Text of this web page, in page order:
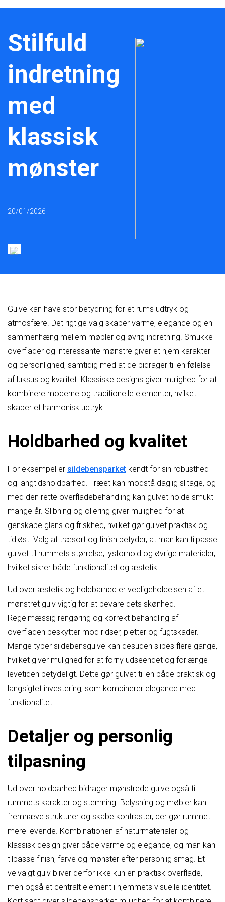
Stilfuld
indretning
med
klassisk
mønster
20/01/2026
Gulve kan have stor betydning for et rums udtryk og
atmosfære. Det rigtige valg skaber varme, elegance og en
sammenhæng mellem møbler og øvrig indretning. Smukke
overflader og interessante mønstre giver et hjem karakter
og personlighed, samtidig med at de bidrager til en følelse
af luksus og kvalitet. Klassiske designs giver mulighed for at
kombinere moderne og traditionelle elementer, hvilket
skaber et harmonisk udtryk.
Holdbarhed og kvalitet
For eksempel er sildebensparket kendt for sin robusthed
og langtidsholdbarhed. Træet kan modstå daglig slitage, og
med den rette overfladebehandling kan gulvet holde smukt i
mange år. Slibning og oliering giver mulighed for at
genskabe glans og friskhed, hvilket gør gulvet praktisk og
tidløst. Valg af træsort og finish betyder, at man kan tilpasse
gulvet til rummets størrelse, lysforhold og øvrige materialer,
hvilket sikrer både funktionalitet og æstetik.
Ud over æstetik og holdbarhed er vedligeholdelsen af et
mønstret gulv vigtig for at bevare dets skønhed.
Regelmæssig rengøring og korrekt behandling af
overfladen beskytter mod ridser, pletter og fugtskader.
Mange typer sildebensgulve kan desuden slibes flere gange,
hvilket giver mulighed for at forny udseendet og forlænge
levetiden betydeligt. Dette gør gulvet til en både praktisk og
langsigtet investering, som kombinerer elegance med
funktionalitet.
Detaljer og personlig
tilpasning
Ud over holdbarhed bidrager mønstrede gulve også til
rummets karakter og stemning. Belysning og møbler kan
fremhæve strukturer og skabe kontraster, der gør rummet
mere levende. Kombinationen af naturmaterialer og
klassisk design giver både varme og elegance, og man kan
tilpasse finish, farve og mønster efter personlig smag. Et
velvalgt gulv bliver derfor ikke kun en praktisk overflade,
men også et centralt element i hjemmets visuelle identitet.